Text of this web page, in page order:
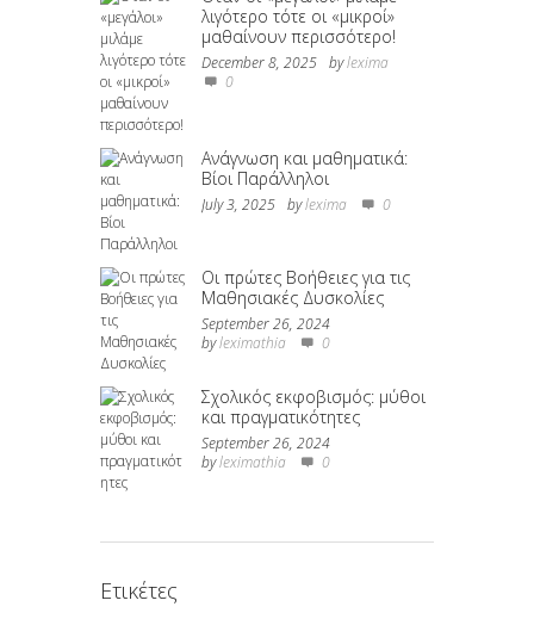
λιγότερο τότε οι «μικροί»
μαθαίνουν περισσότερο!
December 8, 2025 bylexima
0
Ανάγνωση και μαθηματικά:
Βίοι Παράλληλοι
July 3, 2025 bylexima 0
Οι πρώτες Βοήθειες για τις
Μαθησιακές Δυσκολίες
September 26, 2024
byleximathia 0
Σχολικός εκφοβισμός: μύθοι
και πραγματικότητες
September 26, 2024
byleximathia 0
Ετικέτες